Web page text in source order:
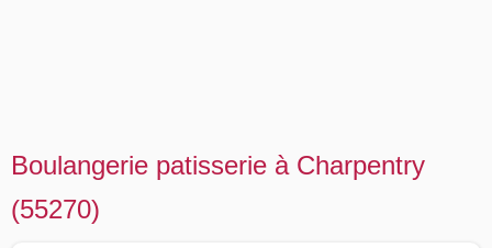
Boulangerie patisserie à Charpentry
(55270)